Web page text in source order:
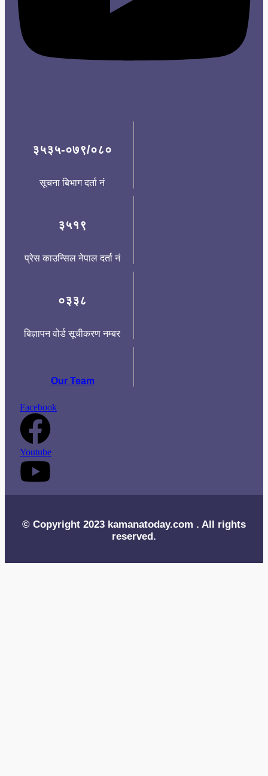
३५३५-०७९/०८०
सूचना बिभाग दर्ता नं
३५१९
प्रेस काउन्सिल नेपाल दर्ता नं
०३३८
बिज्ञापन वोर्ड सूचीकरण नम्बर
Our Team
Facebook
Youtube
© Copyright 2023 kamanatoday.com . All rights
reserved.